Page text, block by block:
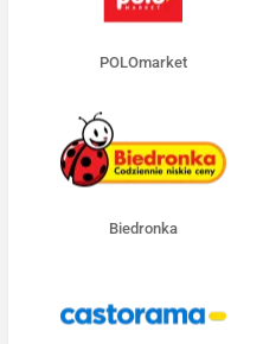
POLOmarket
Biedronka